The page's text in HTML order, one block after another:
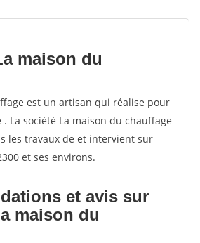
chantiers
4,8 (100%) 255
maison du
est un artisan qui réalise pour
La société La maison du chauffage
les travaux de et intervient sur
et ses environs.
et avis sur
maison du